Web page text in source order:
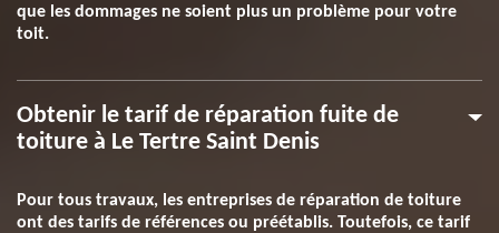
que les dommages ne soient plus un problème pour votre
toit.
Obtenir le tarif de réparation fuite de
toiture à Le Tertre Saint Denis
Pour tous travaux, les entreprises de réparation de toiture
ont des tarifs de références ou préétablis. Toutefois, ce tarif